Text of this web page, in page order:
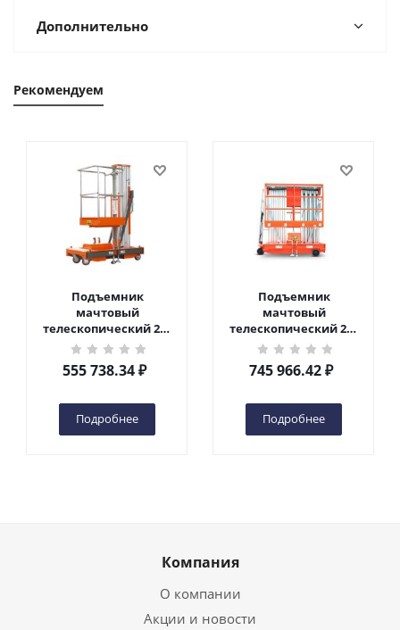
Дополнительно
Рекомендуем
Подъемник
мачтовый
телескопический 200
кг 6 м TOR GTWY6-200S
DC 2-мачтовый
(автономный) (G) в
555 738.34₽
Подробнее
Подъемник
мачтовый
телескопический 200
кг 10 м TOR GTWY10-
200S DC 2-мачтовый
(автономный) (N) в
745 966.42₽
Подробнее
Компания
О компании
Акции и новости